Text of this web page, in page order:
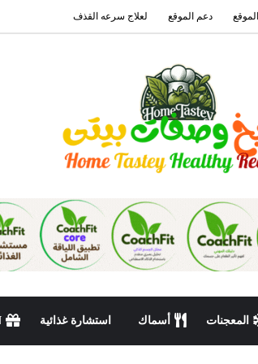
دعم الموقع لعلاج سرعه القذف
المعجنات أسماك استشارة غذائية